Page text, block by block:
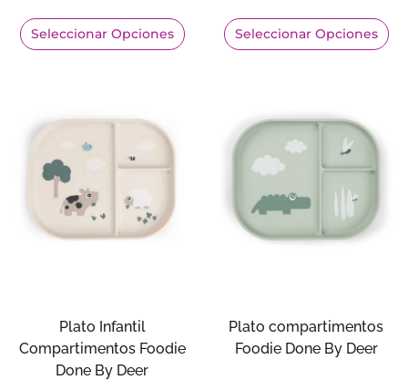
Seleccionar Opciones Seleccionar Opciones
Plato Infantil
Compartimentos Foodie
Done By Deer
Plato compartimentos
Foodie Done By Deer